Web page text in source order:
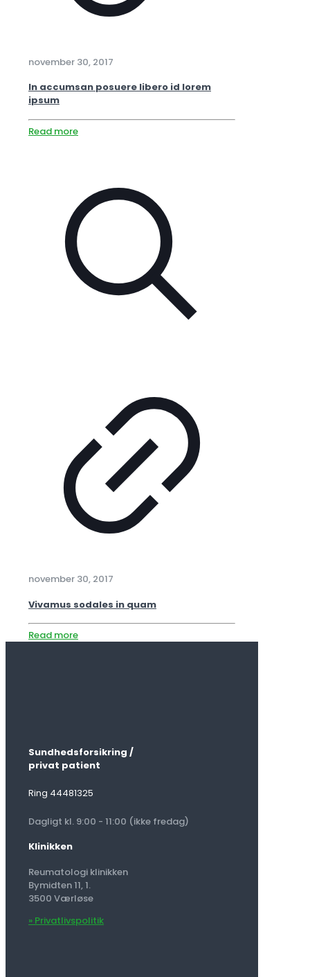
november 30, 2017
In accumsan posuere libero id lorem
ipsum
Read more
november 30, 2017
Vivamus sodales in quam
Read more
Sundhedsforsikring /
privat patient
Ring 44481325
Dagligt kl. 9:00 - 11:00 (ikke fredag)
Klinikken
Reumatologi klinikken
Bymidten 11, 1.
3500 Værløse
» Privatlivspolitik